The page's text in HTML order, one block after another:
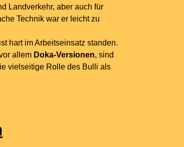
Landverkehr, aber auch für
Technik war er leicht zu
hart im Arbeitseinsatz standen.
allem Doka-Versionen, sind
vielseitige Rolle des Bulli als